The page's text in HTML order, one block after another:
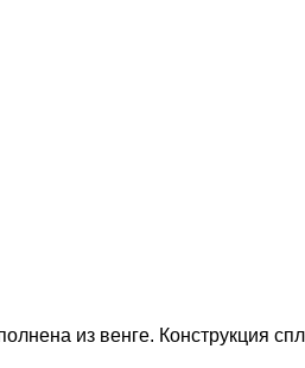
из венге. Конструкция